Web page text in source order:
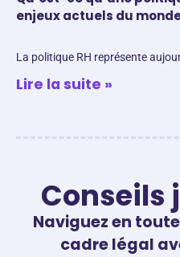
enjeux actuels du
La politique RH représente
Lire la suite »
Conseils
Naviguez en
cadre légal